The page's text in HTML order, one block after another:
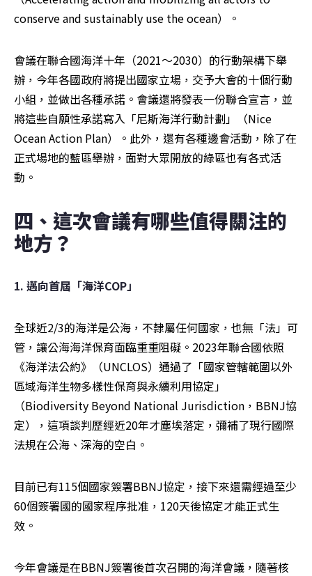
conserve and sustainably use the ocean）。
會議在聯合國海洋十年（2021～2030）的行動架構下舉
辦，今年各國政府將提出國家立場，交予大會的十個行動
小組，並做出各種承諾。會議還將發表一份聯合宣言，並
將這些自願性承諾寫入「尼斯海洋行動計劃」（Nice
Ocean Action Plan）。此外，還有各種邊會活動，除了在
正式場地的藍區舉辦，面對大眾開放的綠區也有各式活
動。
四、這次會議有哪些值得關注的
地方？
1. 邁向首屆「海洋COP」
全球近2/3的海洋是公海，不隸屬任何國家，也無「法」可
管，讓公海海洋保育面臨重重阻礙。2023年聯合國依照
《海洋法公約》（UNCLOS）通過了「國家管轄範圍以外
區域海洋生物多樣性保育與永續利用協定」
（Biodiversity Beyond National Jurisdiction，BBNJ協
定），這項談判歷經近20年才塵埃落定，彌補了現行國際
法規在公海、深海的空白。
目前已有115個國家簽署BBNJ協定，接下來還需經過至少
60個簽署國的國家程序批准，120天後協定才能正式生
效。
今年會議是在BBNJ簽署後首次召開的海洋會議，隨著核